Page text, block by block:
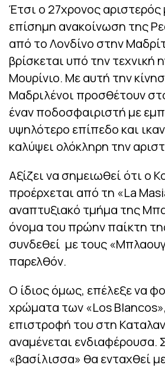
Έτσι ο 27χρονος
επίσημη ανακοίνωση της
από το Λονδίνο στην
βρίσκεται υπό την τεχνική
Μουρίνιο. Με αυτή την
Μαδριλένοι προσθέτουν
έναν ποδοσφαιριστή με
υψηλότερο επίπεδο και
καλύψει ολόκληρη την
Αξίζει να σημειωθεί ότι ο
προέρχεται από τη «La
αναπτυξιακό τμήμα της
όνομα του πρώην παίκτη
συνδεθεί με τους
παρελθόν.
Ο ίδιος όμως, επέλεξε να
χρώματα των «Los
επιστροφή του στη
αναμένεται ενδιαφέρουσα.
«βασίλισσα» θα ενταχθεί